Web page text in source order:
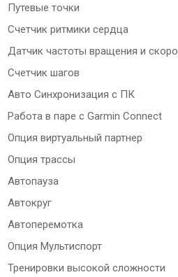
Путевые точки
Счетчик ритмики сердца
Датчик частоты вращения и
Счетчик шагов
Авто Синхронизация с ПК
Работа в паре с Garmin Connect
Опция виртуальный партнер
Опция трассы
Автопауза
Автокруг
Автоперемотка
Опция Мультиспорт
Тренировки высокой сложности